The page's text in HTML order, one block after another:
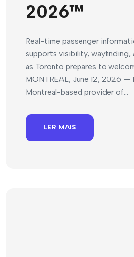
2026™
Real-time passenger
supports visibility, wayfinding,
as Toronto prepares to
MONTREAL, June 12, 2026 —
Montreal-based provider of...
LER MAIS